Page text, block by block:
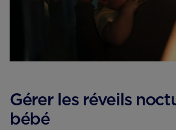
Gérer les réveils
bébé